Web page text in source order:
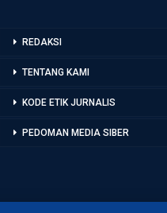
REDAKSI
TENTANG KAMI
KODE ETIK JURNALIS
PEDOMAN MEDIA SIBER